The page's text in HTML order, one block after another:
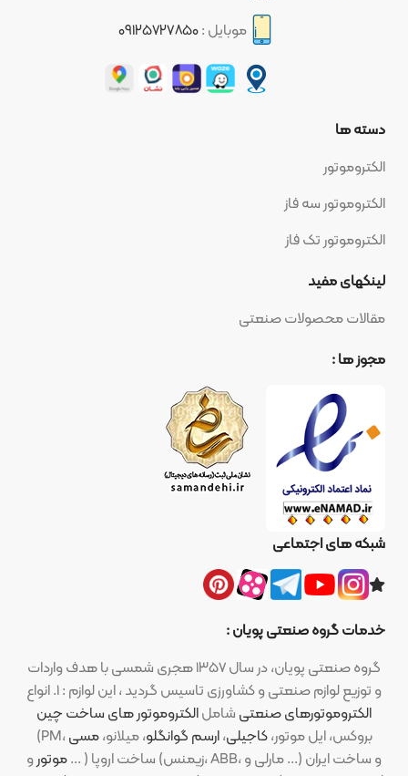
موبایل :۰۹۱۲۵۷۲۷۸۵۰
دسته ها
الکتروموتور
الکتروموتور سه فاز
الکتروموتور تک فاز
لینکهای مفید
مقالات محصولات صنعتی
مجوز ها :
شبکه های اجتماعی
خدمات گروه صنعتی پویان :
گروه صنعتی پویان، در سال ۱۳۵۷ هجری شمسی با هدف واردات
و توزیع لوازم صنعتی و کشاورزی تاسیس گردید ، این لوازم : ۱. انواع
الکتروموتورهای صنعتیشاملالکتروموتور های ساخت چین
(PM، بروکس، ایل موتور،کاجیلی،ارسم گوانگلو، میلانو،مسی
موتورو ... ) ساخت اروپا (زیمنس، ABB، مارلی و ...) و ساخت ایران